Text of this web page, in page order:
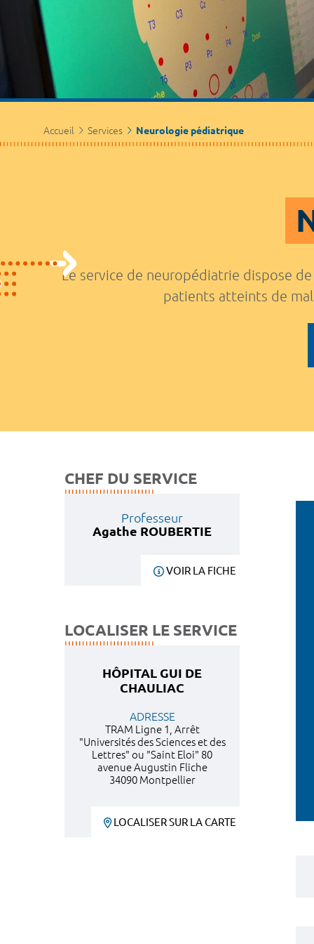
Accueil Services Neurologie pédiatrique
Le service de neuropédiatrie dispose
patients atteints de
CHEF DU SERVICE
Professeur
Agathe ROUBERTIE
VOIR LA FICHE
LOCALISER LE SERVICE
HÔPITAL GUI DE
CHAULIAC
ADRESSE
TRAM Ligne 1, Arrêt
"Universités des Sciences et des
Lettres" ou "Saint Eloi" 80
avenue Augustin Fliche
34090 Montpellier
LOCALISER SUR LA CARTE